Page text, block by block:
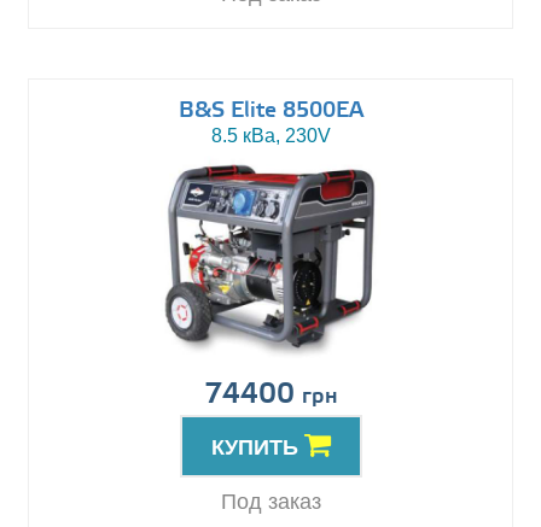
B&S Elite 8500EA
8.5 кВа, 230V
74400 грн
КУПИТЬ
Под заказ